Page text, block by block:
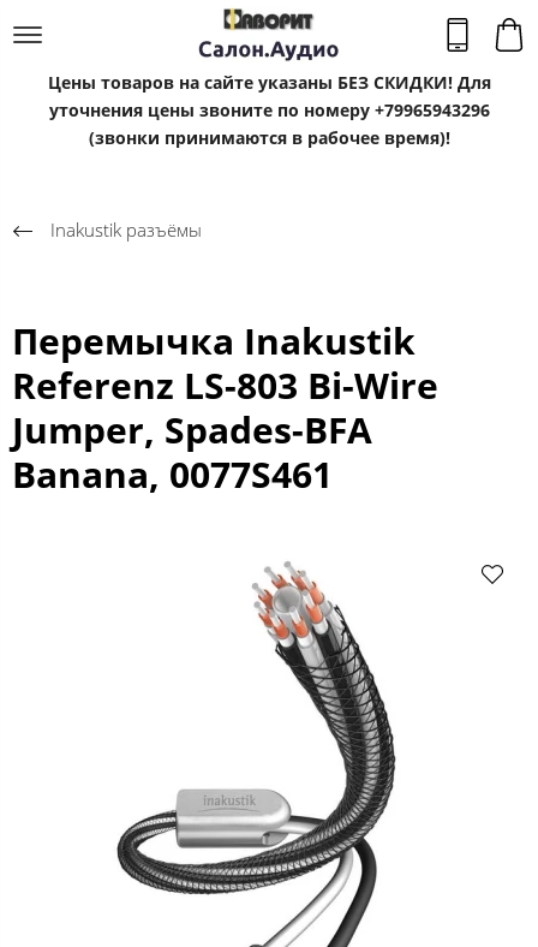
Цены товаров на сайте указаны БЕЗ СКИДКИ! Для
уточнения цены звоните по номеру +79965943296
(звонки принимаются в рабочее время)!
Inakustik разъёмы
Перемычка Inakustik
Referenz LS-803 Bi-Wire
Jumper, Spades-BFA
Banana, 0077S461